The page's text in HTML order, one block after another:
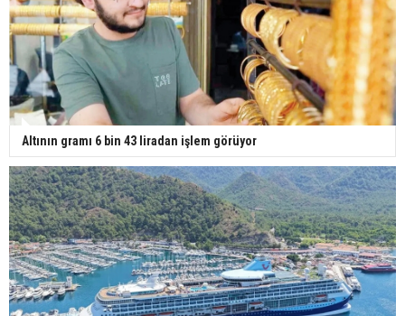
Gazze'deki Sağlık Bakanlığı duyurdu: Vahşetin
pençesinde 2 salgın vaka tespit edildi
Altının gramı 6 bin 43 liradan işlem görüyor